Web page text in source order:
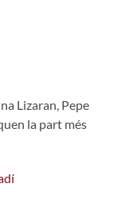
Lizaran, Pepe
la part més